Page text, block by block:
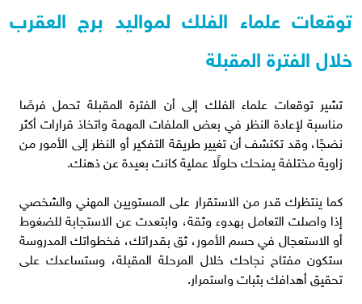
توقعات علماء الفلك لمواليد برج العقرب
خلال الفترة المقبلة
تشير توقعات علماء الفلك إلى أن الفترة المقبلة تحمل فرصًا
مناسبة لإعادة النظر في بعض الملفات المهمة واتخاذ قرارات أكثر
نضجًا، وقد تكتشف أن تغيير طريقة التفكير أو النظر إلى الأمور من
زاوية مختلفة يمنحك حلولًا عملية كانت بعيدة عن ذهنك.
كما ينتظرك قدر من الاستقرار على المستويين المهني والشخصي
إذا واصلت التعامل بهدوء وثقة، وابتعدت عن الاستجابة للضغوط
أو الاستعجال في حسم الأمور، ثق بقدراتك، فخطواتك المدروسة
ستكون مفتاح نجاحك خلال المرحلة المقبلة، وستساعدك على
تحقيق أهدافك بثبات واستمرار.